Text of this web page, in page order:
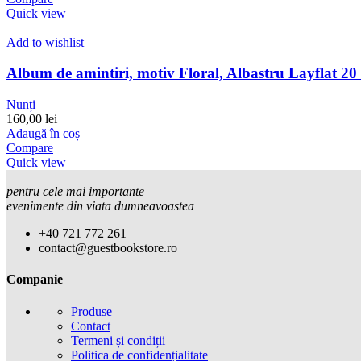
Quick view
Add to wishlist
Album de amintiri, motiv Floral, Albastru Layflat 20
Nunți
160,00 lei
Adaugă în coș
Compare
Quick view
pentru cele mai importante
evenimente din viata dumneavoastea
+40 721 772 261
contact@guestbookstore.ro
Companie
Produse
Contact
Termeni și condiții
Politica de confidențialitate